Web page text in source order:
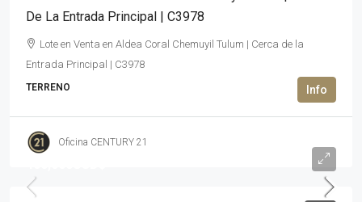
De La Entrada Principal | C3978
Lote en Venta en Aldea Coral Chemuyil Tulum | Cerca de la
Entrada Principal | C3978
TERRENO
Oficina CENTURY 21